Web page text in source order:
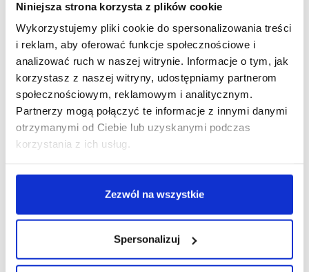
Niniejsza strona korzysta z plików cookie
Wykorzystujemy pliki cookie do spersonalizowania treści
i reklam, aby oferować funkcje społecznościowe i
analizować ruch w naszej witrynie. Informacje o tym, jak
korzystasz z naszej witryny, udostępniamy partnerom
społecznościowym, reklamowym i analitycznym.
Partnerzy mogą połączyć te informacje z innymi danymi
otrzymanymi od Ciebie lub uzyskanymi podczas
korzystania z ich usług.
Zezwól na wszystkie
Spersonalizuj